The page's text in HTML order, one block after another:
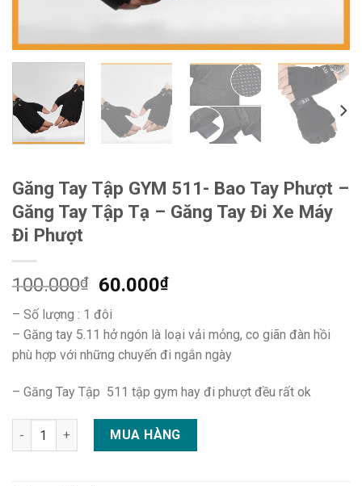
Găng Tay Tập GYM 511- Bao Tay Phượt –
Găng Tay Tập Tạ – Găng Tay Đi Xe Máy
Đi Phượt
100.000₫ 60.000₫
– Số lượng : 1 đôi
– Găng tay 5.11 hở ngón là loại vải mỏng, co giãn đàn hồi
phù hợp với những chuyến đi ngắn ngày
– Găng Tay Tập 511 tập gym hay đi phượt đều rất ok
Găng Tay Tập GYM 511- Bao Tay Phượt - Găng Tay Tập Tạ -
MUA HÀNG